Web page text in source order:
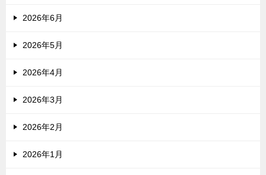
2026年6月
2026年5月
2026年4月
2026年3月
2026年2月
2026年1月